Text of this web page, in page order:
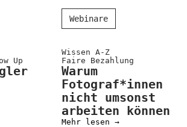
für Politik und
Webinare
Up
Wissen A-Z
Faire Bezahlung
Warum
Fotograf*innen
nicht umsonst
arbeiten können
Mehr lesen →